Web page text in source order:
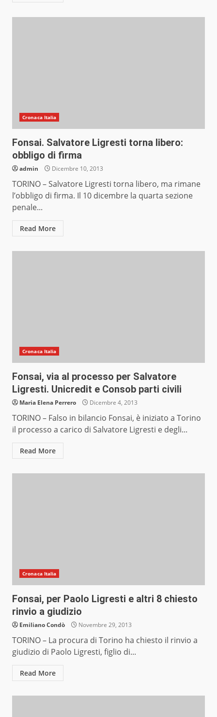
Cronaca Italia
Fonsai. Salvatore Ligresti torna libero:
obbligo di firma
admin Dicembre 10, 2013
TORINO – Salvatore Ligresti torna libero, ma rimane
l’obbligo di firma. Il 10 dicembre la quarta sezione
penale...
Read More
Cronaca Italia
Fonsai, via al processo per Salvatore
Ligresti. Unicredit e Consob parti civili
Maria Elena Perrero Dicembre 4, 2013
TORINO – Falso in bilancio Fonsai, è iniziato a Torino
il processo a carico di Salvatore Ligresti e degli...
Read More
Cronaca Italia
Fonsai, per Paolo Ligresti e altri 8 chiesto
rinvio a giudizio
Emiliano Condò Novembre 29, 2013
TORINO – La procura di Torino ha chiesto il rinvio a
giudizio di Paolo Ligresti, figlio di...
Read More